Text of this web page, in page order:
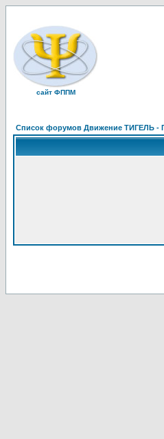
сайт ФППМ
Список форумов Движение ТИГЕЛЬ -